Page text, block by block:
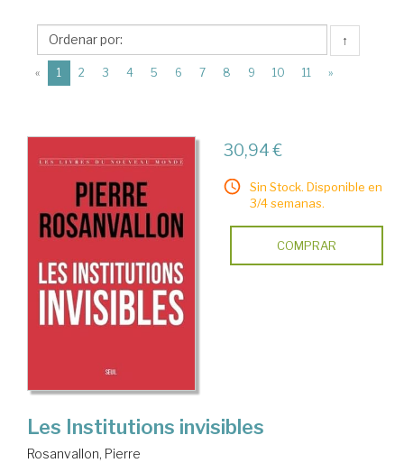
Éditions
du
↑
« 1 (current)
2 3 4 5 6 7 8 9 10 11 »
30,94 €
Sin Stock. Disponible en
3/4 semanas.
COMPRAR
Les Institutions invisibles
Rosanvallon, Pierre